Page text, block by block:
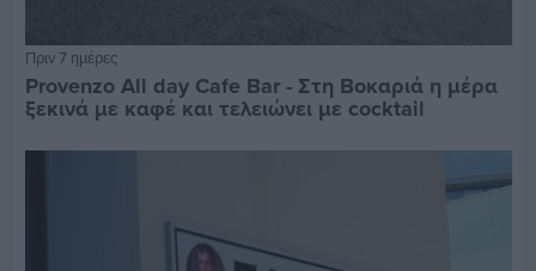
Πριν 7 ημέρες
Provenzo All day Cafe Bar - Στη Βοκαριά η μέρα
ξεκινά με καφέ και τελειώνει με cocktail